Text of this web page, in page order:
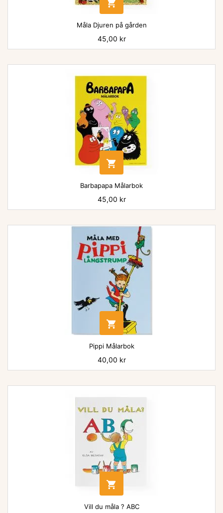

Måla Djuren på gården
Pris
45,00 kr

Barbapapa Målarbok
Pris
45,00 kr

Pippi Målarbok
Pris
40,00 kr

Vill du måla ? ABC